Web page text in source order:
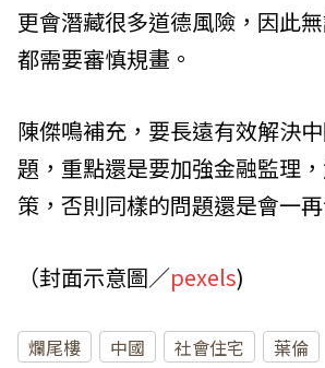
更會潛藏很多道德風險，因此
都需要審慎規畫。
陳傑鳴補充，要長遠有效解決
題，重點還是要加強金融監理
策，否則同樣的問題還是會一再
（封面示意圖／pexels)
爛尾樓 中國 社會住宅
葉倫